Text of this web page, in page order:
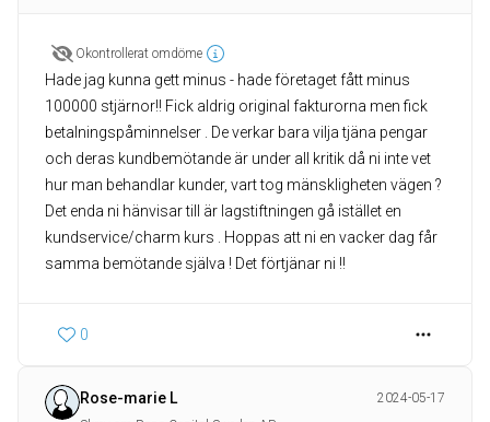
Okontrollerat omdöme
Hade jag kunna gett minus - hade företaget fått minus
100000 stjärnor!! Fick aldrig original fakturorna men fick
betalningspåminnelser . De verkar bara vilja tjäna pengar
och deras kundbemötande är under all kritik då ni inte vet
hur man behandlar kunder, vart tog mänskligheten vägen ?
Det enda ni hänvisar till är lagstiftningen gå istället en
kundservice/charm kurs . Hoppas att ni en vacker dag får
samma bemötande själva ! Det förtjänar ni !!
0
Rose-marie L
2024-05-17